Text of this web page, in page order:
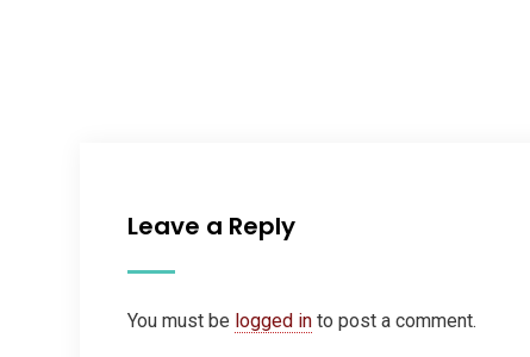
Leave a Reply
You must be logged in to post a comment.